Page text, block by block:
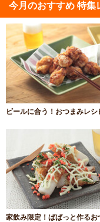
今月のおすすめ 特集
ビールに合う！おつまみレシ
家飲み限定！ぱぱっと作るお